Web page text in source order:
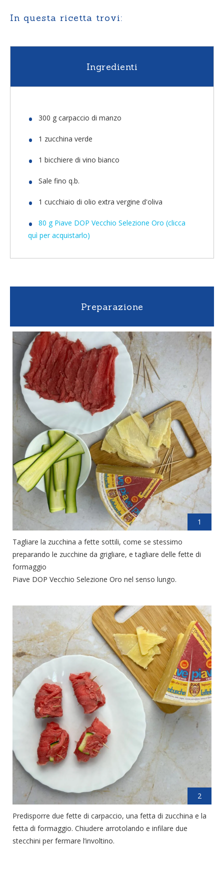
In questa ricetta trovi:
Ingredienti
300 g carpaccio di manzo
1 zucchina verde
1 bicchiere di vino bianco
Sale fino q.b.
1 cucchiaio di olio extra vergine d'oliva
80 g Piave DOP Vecchio Selezione Oro (clicca
quì per acquistarlo)
Preparazione
1
Tagliare la zucchina a fette sottili, come se stessimo
preparando le zucchine da grigliare, e tagliare delle fette di
formaggio
Piave DOP Vecchio Selezione Oro nel senso lungo.
2
Predisporre due fette di carpaccio, una fetta di zucchina e la
fetta di formaggio. Chiudere arrotolando e infilare due
stecchini per fermare l’involtino.